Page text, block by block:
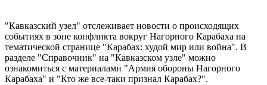
"Кавказский узел" отслеживает новости о происходящих
событиях в зоне конфликта вокруг Нагорного Карабаха на
тематической странице "Карабах: худой мир или война". В
разделе "Справочник" на "Кавказском узле" можно
ознакомиться с материалами "Армия обороны Нагорного
Карабаха" и "Кто же все-таки признал Карабах?".